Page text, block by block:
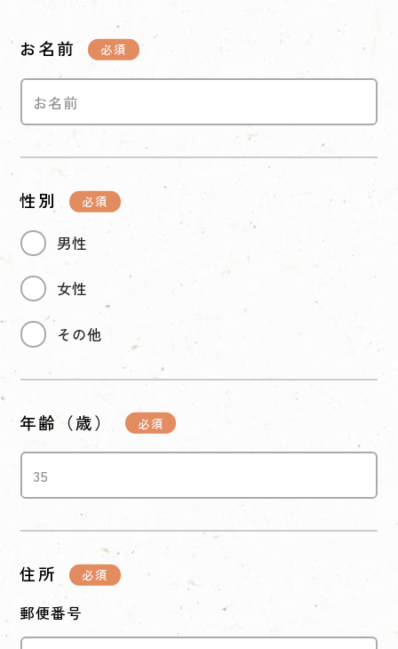
お名前
性別
男性
女性
その他
年齢（歳）
住所
郵便番号